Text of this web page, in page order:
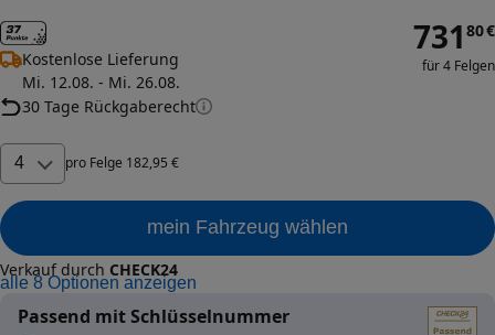
Kostenlose Lieferung
Mi. 12.08. - Mi. 26.08.
30 Tage Rückgaberecht
731 80€
für 4 Felgen
4 pro Felge 182,95 €
mein Fahrzeug wählen
Verkauf durch CHECK24
alle 8 Optionen anzeigen
Passend mit Schlüsselnummer